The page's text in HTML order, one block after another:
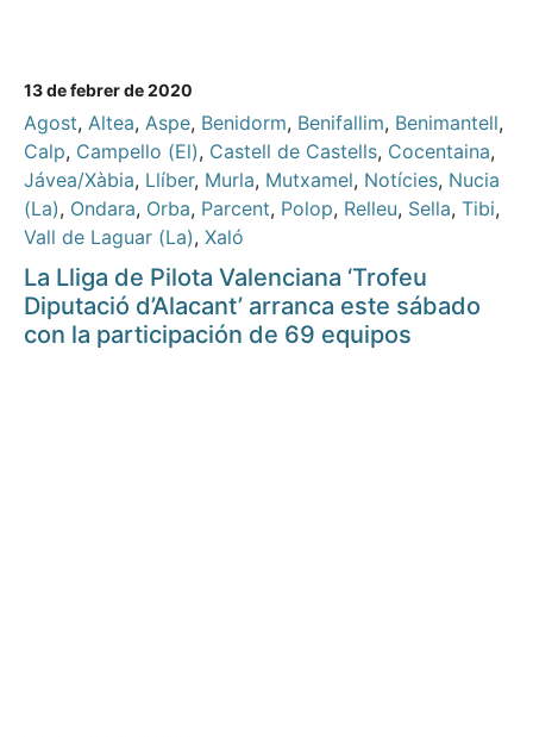
13 de febrer de 2020
Agost, Altea, Aspe, Benidorm, Benifallim, Benimantell,
Calp, Campello (El), Castell de Castells, Cocentaina,
Jávea/Xàbia, Llíber, Murla, Mutxamel, Notícies, Nucia
(La), Ondara, Orba, Parcent, Polop, Relleu, Sella, Tibi,
Vall de Laguar (La), Xaló
La Lliga de Pilota Valenciana ‘Trofeu
Diputació d’Alacant’ arranca este sábado
con la participación de 69 equipos